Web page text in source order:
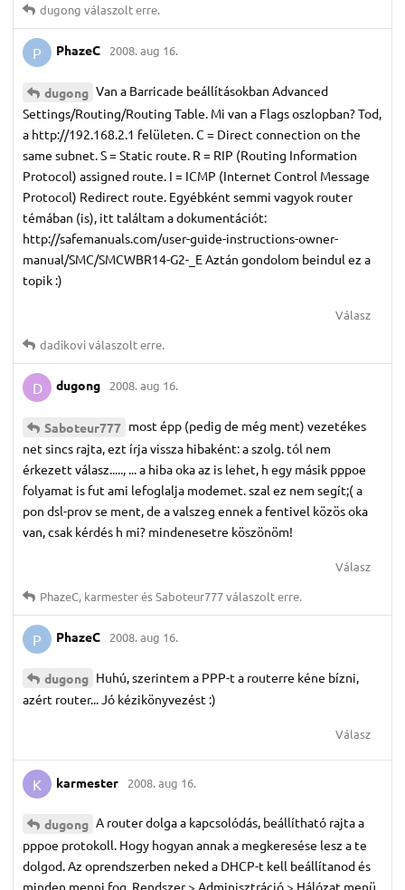
dugong válaszolt erre.
P PhazeC 2008. aug 16.
dugong Van a Barricade beállításokban Advanced
Settings/Routing/Routing Table. Mi van a Flags oszlopban? Tod,
a http://192.168.2.1 felületen. C = Direct connection on the
same subnet. S = Static route. R = RIP (Routing Information
Protocol) assigned route. I = ICMP (Internet Control Message
Protocol) Redirect route. Egyébként semmi vagyok router
témában (is), itt találtam a dokumentációt:
http://safemanuals.com/user-guide-instructions-owner-
manual/SMC/SMCWBR14-G2-_E Aztán gondolom beindul ez a
topik :)
Válasz
dadikoviválaszolt erre.
D dugong 2008. aug 16.
Saboteur777 most épp (pedig de még ment) vezetékes
net sincs rajta, ezt írja vissza hibaként: a szolg. tól nem
érkezett válasz....., ... a hiba oka az is lehet, h egy másik pppoe
folyamat is fut ami lefoglalja modemet. szal ez nem segít;( a
pon dsl-prov se ment, de a valszeg ennek a fentivel közös oka
van, csak kérdés h mi? mindenesetre köszönöm!
Válasz
PhazeC, karmesterésSaboteur777válaszolt erre.
P PhazeC 2008. aug 16.
dugong Huhú, szerintem a PPP-t a routerre kéne bízni,
azért router... Jó kézikönyvezést :)
Válasz
K karmester 2008. aug 16.
dugong A router dolga a kapcsolódás, beállítható rajta a
pppoe protokoll. Hogy hogyan annak a megkeresése lesz a te
dolgod. Az oprendszerben neked a DHCP-t kell beállítanod és
minden menni fog. Rendszer > Adminisztráció > Hálózat menü